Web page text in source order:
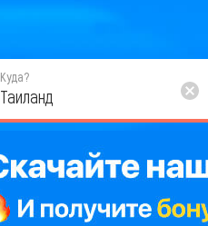
Куда?